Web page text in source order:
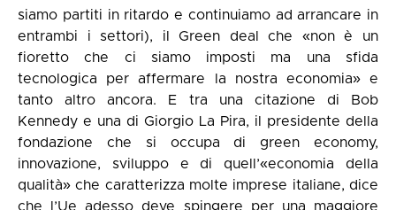
siamo partiti in ritardo e continuiamo ad arrancare in
entrambi i settori), il Green deal che «non è un
fioretto che ci siamo imposti ma una sfida
tecnologica per affermare la nostra economia» e
tanto altro ancora. E tra una citazione di Bob
Kennedy e una di Giorgio La Pira, il presidente della
fondazione che si occupa di green economy,
innovazione, sviluppo e di quell’«economia della
qualità» che caratterizza molte imprese italiane, dice
che l’Ue adesso deve spingere per una maggiore